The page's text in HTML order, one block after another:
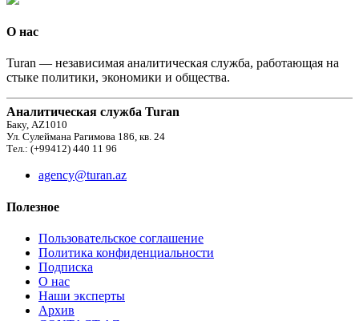
О нас
Turan — независимая аналитическая служба, работающая на
стыке политики, экономики и общества.
Аналитическая служба Turan
Баку, AZ1010
Ул. Сулеймана Рагимова 186, кв. 24
Тел.: (+99412) 440 11 96
agency@turan.az
Полезное
Пользовательское соглашение
Политика конфиденциальности
Подписка
О нас
Наши эксперты
Архив